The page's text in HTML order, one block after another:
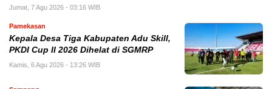
Jumat, 7 Agu 2026 - 03:16 WIB
Pamekasan
Kepala Desa Tiga Kabupaten Adu Skill,
PKDI Cup II 2026 Dihelat di SGMRP
Kamis, 6 Agu 2026 - 13:26 WIB